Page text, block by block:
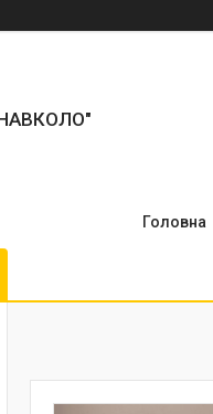
Головна